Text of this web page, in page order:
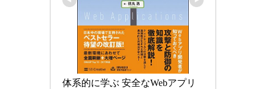
体系的に学ぶ 安全なWebアプリ